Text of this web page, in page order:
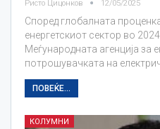
Ристо Цицонков 12/05/2025
Според глобалната
енергетскиот сектор во
Меѓународната агенција за
потрошувачката на
ПОВЕЌЕ...
КОЛУМНИ